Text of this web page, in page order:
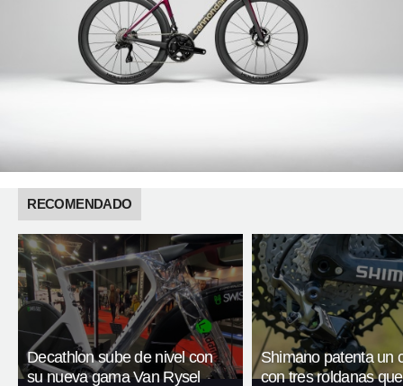
RECOMENDADO
Decathlon sube de nivel con
su nueva gama Van Rysel
Shimano patenta un
con tres roldanas